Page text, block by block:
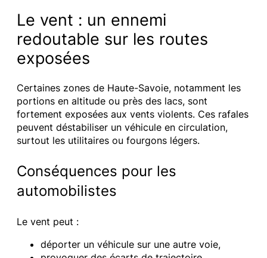
Le vent : un ennemi
redoutable sur les routes
exposées
Certaines zones de Haute-Savoie, notamment les
portions en altitude ou près des lacs, sont
fortement exposées aux vents violents. Ces rafales
peuvent déstabiliser un véhicule en circulation,
surtout les utilitaires ou fourgons légers.
Conséquences pour les
automobilistes
Le vent peut :
déporter un véhicule sur une autre voie,